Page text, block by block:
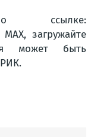
ссылке:
MAX, загружайте
может быть